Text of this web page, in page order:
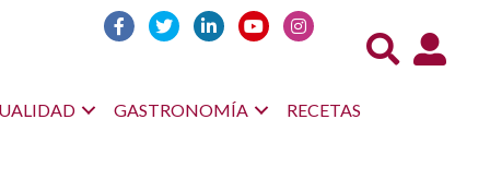
Acceso
GASTRONOMÍA RECETAS